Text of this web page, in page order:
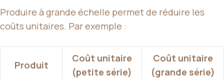
Produire à grande échelle permet de réduire les
coûts unitaires. Par exemple :
Produit
Coût unitaire
(petite série)
Coût unitaire
(grande série)